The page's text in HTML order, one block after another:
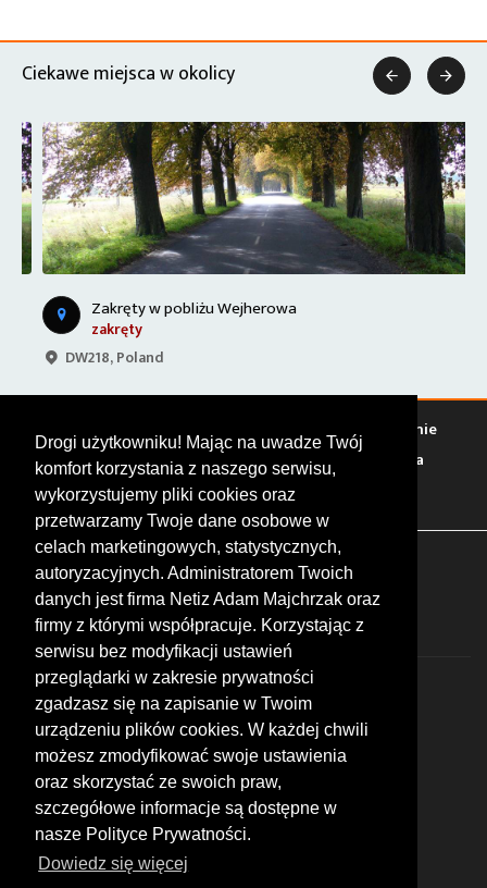
Drogi użytkowniku! Mając na uwadze Twój
komfort korzystania z naszego serwisu,
wykorzystujemy pliki cookies oraz
przetwarzamy Twoje dane osobowe w
celach marketingowych, statystycznych,
autoryzacyjnych. Administratorem Twoich
danych jest firma Netiz Adam Majchrzak oraz
firmy z którymi współpracuje. Korzystając z
serwisu bez modyfikacji ustawień
przeglądarki w zakresie prywatności
zgadzasz się na zapisanie w Twoim
urządzeniu plików cookies. W każdej chwili
możesz zmodyfikować swoje ustawienia
oraz skorzystać ze swoich praw,
szczegółowe informacje są dostępne w
nasze Polityce Prywatności.
Dowiedz się więcej
Ciekawe miejsca w okolicy
Zakręty w pobliżu Wejherowa
zakręty
DW218, Poland
 
Warto zobaczyć Serwisy Stacje paliw
Jedzenie
Bary Zakwaterowanie Tory Zloty Rajdy
Spotkania
Targi Giełdy Szkolenia
FOLLOW US
© 2026 by MotoWhizzer.com
All rights reserved.
KONTAKT
ul. Chopina 16, I piętro
47-400 Racibórz